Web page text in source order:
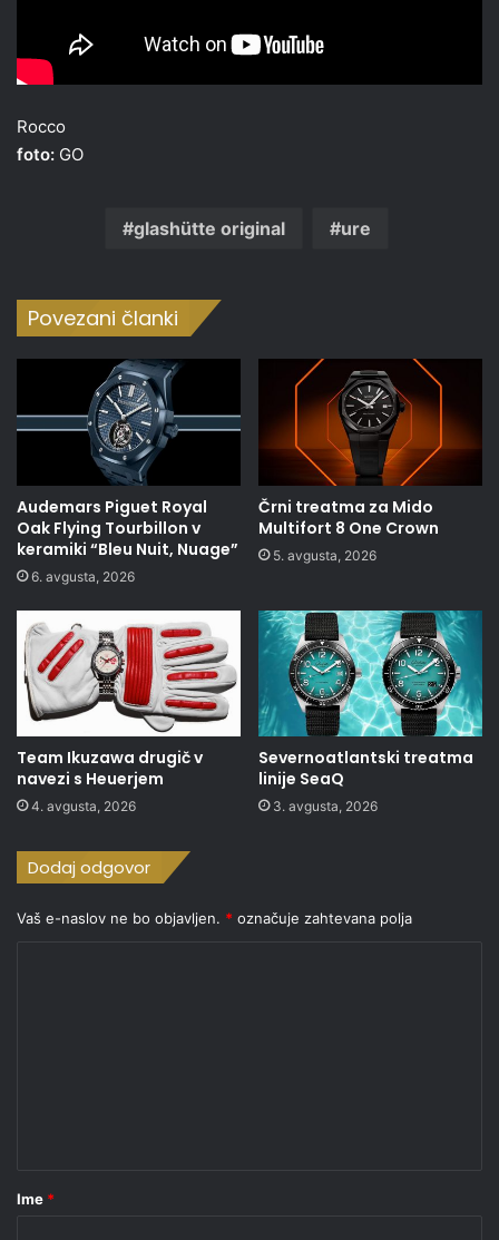
Rocco
foto: GO
glashütte original ure
Povezani članki
Audemars Piguet Royal
Oak Flying Tourbillon v
keramiki “Bleu Nuit, Nuage”
6. avgusta, 2026
Črni treatma za Mido
Multifort 8 One Crown
5. avgusta, 2026
Team Ikuzawa drugič v
navezi s Heuerjem
4. avgusta, 2026
Severnoatlantski treatma
linije SeaQ
3. avgusta, 2026
Dodaj odgovor
Vaš e-naslov ne bo objavljen. * označuje zahtevana polja
rIme *